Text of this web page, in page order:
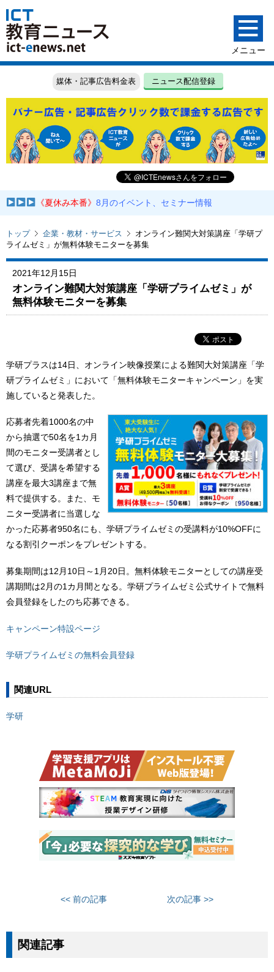
媒体・記事広告料金表 ニュース配信登録
《夏休み本番》8月のイベント、セミナー情報
トップ 企業・教材・サービス
オンライン難関大対策講座「学研プ
ライムゼミ」が無料体験モニターを募集
2021年12月15日
オンライン難関大対策講座「学研プライムゼミ」が
無料体験モニターを募集
学研プラスは14日、オンライン映像授業による難関大対策講座「学
研プライムゼミ」において「無料体験モニターキャンペーン」を実
施していると発表した。
応募者先着1000名の中
から抽選で50名を1カ月
間のモニター受講者とし
て選び、受講を希望する
講座を最大3講座まで無
料で提供する。また、モ
ニター受講者に当選しな
かった応募者950名にも、学研プライムゼミの受講料が10%OFFに
なる割引クーポンをプレゼントする。
募集期間は12月10日～1月20日。無料体験モニターとしての講座受
講期間は2月の1カ月間となる。学研プライムゼミ公式サイトで無料
会員登録をしたのち応募できる。
キャンペーン特設ページ
学研プライムゼミの無料会員登録
関連URL
学研
<< 前の記事 次の記事 >>
関連記事